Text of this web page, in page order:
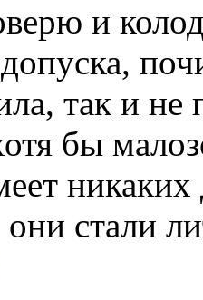
и
так и не
бы
стали